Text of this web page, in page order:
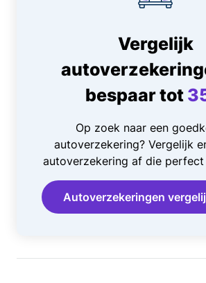
Vergelijk
bespaar tot
Op zoek naar een
autoverzekering? Vergelijk
autoverzekering af die
Autoverzekeringen